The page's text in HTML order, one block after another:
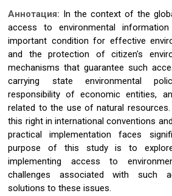
Аннотация: In the context of the
access to environmental
important condition for effective
and the protection of citizen's
mechanisms that guarantee such
carrying state environmental
responsibility of economic entities,
related to the use of natural
this right in international conventions
practical implementation faces
purpose of this study is to
implementing access to
challenges associated with such
solutions to these issues.